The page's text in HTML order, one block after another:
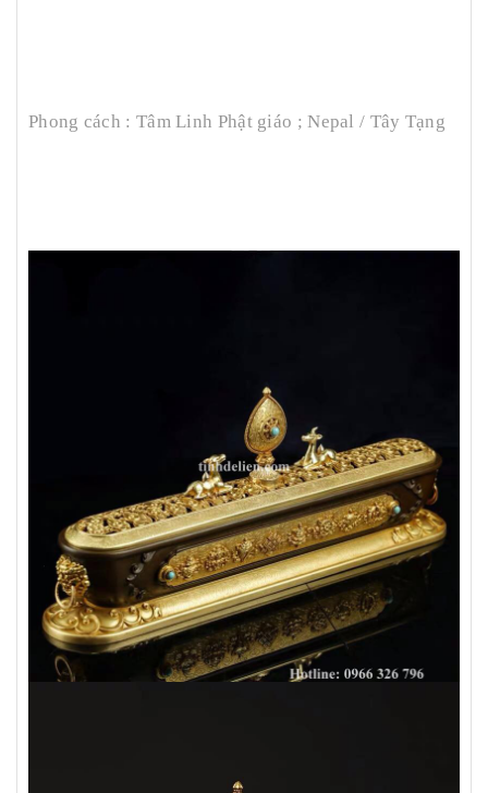
Phong cách : Tâm Linh Phật giáo ; Nepal / Tây Tạng